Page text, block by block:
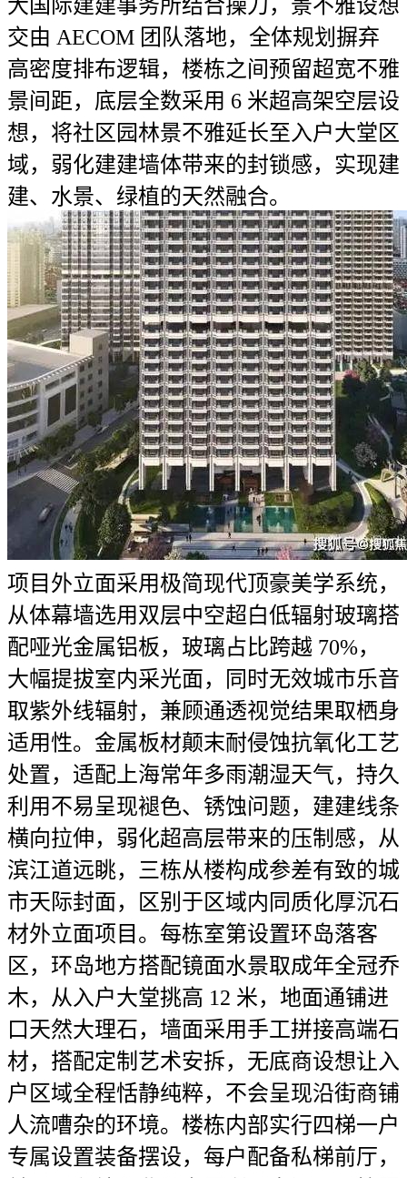
大国际建建事务所结合操刀，景不雅设想
交由 AECOM 团队落地，全体规划摒弃
高密度排布逻辑，楼栋之间预留超宽不雅
景间距，底层全数采用 6 米超高架空层设
想，将社区园林景不雅延长至入户大堂区
域，弱化建建墙体带来的封锁感，实现建
建、水景、绿植的天然融合。
项目外立面采用极简现代顶豪美学系统，
从体幕墙选用双层中空超白低辐射玻璃搭
配哑光金属铝板，玻璃占比跨越 70%，
大幅提拔室内采光面，同时无效城市乐音
取紫外线辐射，兼顾通透视觉结果取栖身
适用性。金属板材颠末耐侵蚀抗氧化工艺
处置，适配上海常年多雨潮湿天气，持久
利用不易呈现褪色、锈蚀问题，建建线条
横向拉伸，弱化超高层带来的压制感，从
滨江道远眺，三栋从楼构成参差有致的城
市天际封面，区别于区域内同质化厚沉石
材外立面项目。每栋室第设置环岛落客
区，环岛地方搭配镜面水景取成年全冠乔
木，从入户大堂挑高 12 米，地面通铺进
口天然大理石，墙面采用手工拼接高端石
材，搭配定制艺术安拆，无底商设想让入
户区域全程恬静纯粹，不会呈现沿街商铺
人流嘈杂的环境。楼栋内部实行四梯一户
专属设置装备摆设，每户配备私梯前厅，